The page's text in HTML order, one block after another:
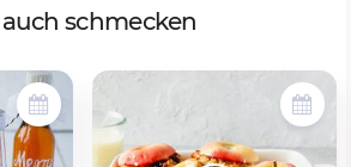
schmecken